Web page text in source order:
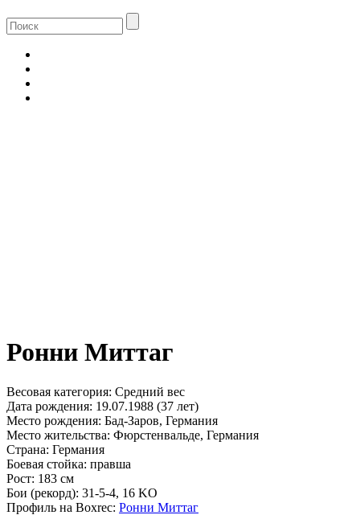
Ронни Миттаг
Весовая категория: Средний вес
Дата рождения: 19.07.1988 (37 лет)
Место рождения: Бад-Заров, Германия
Место жительства: Фюрстенвальде, Германия
Страна: Германия
Боевая стойка: правша
Рост: 183 см
Бои (рекорд): 31-5-4, 16 KO
Профиль на Boxrec: Ронни Миттаг